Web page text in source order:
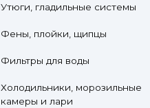
Утюги, гладильные системы
Фены, плойки, щипцы
Фильтры для воды
Холодильники, морозильные
камеры и лари